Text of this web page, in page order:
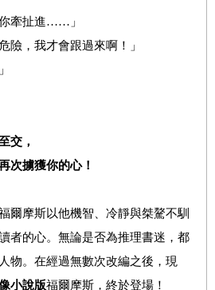
牽扯進……」
險，我才會跟過來啊！」
交，
次擄獲你的心！
爾摩斯以他機智、冷靜與桀驁不馴
者的心。無論是否為推理書迷，都
物。在經過無數次改編之後，現
小說版福爾摩斯，終於登場！